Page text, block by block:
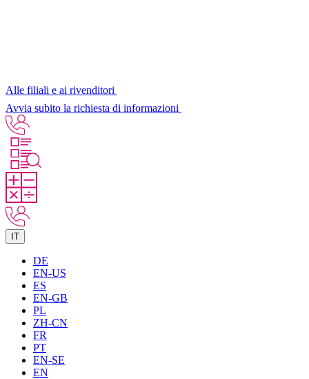
Alle filiali e ai rivenditori
Avvia subito la richiesta di informazioni
IT
DE
EN-US
ES
EN-GB
PL
ZH-CN
FR
PT
EN-SE
EN